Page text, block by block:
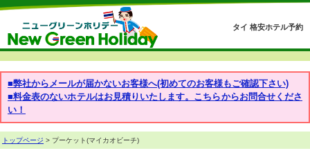
タイ 格安ホテル予約
■弊社からメールが届かないお客様へ(初めてのお客様もご確認下さい)
■料金表のないホテルはお見積りいたします。こちらからお問合せくださ
い！
トップページ > プーケット(マイカオビーチ)